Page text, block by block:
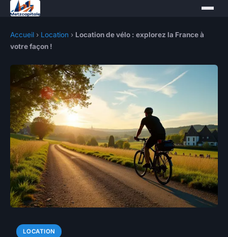
Accueil › Location › Location de vélo : explorez la France à
votre façon !
LOCATION